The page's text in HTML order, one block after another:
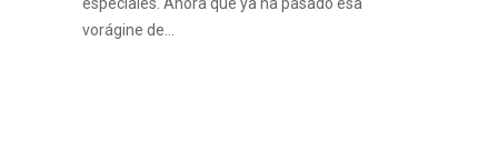
vorágine de…